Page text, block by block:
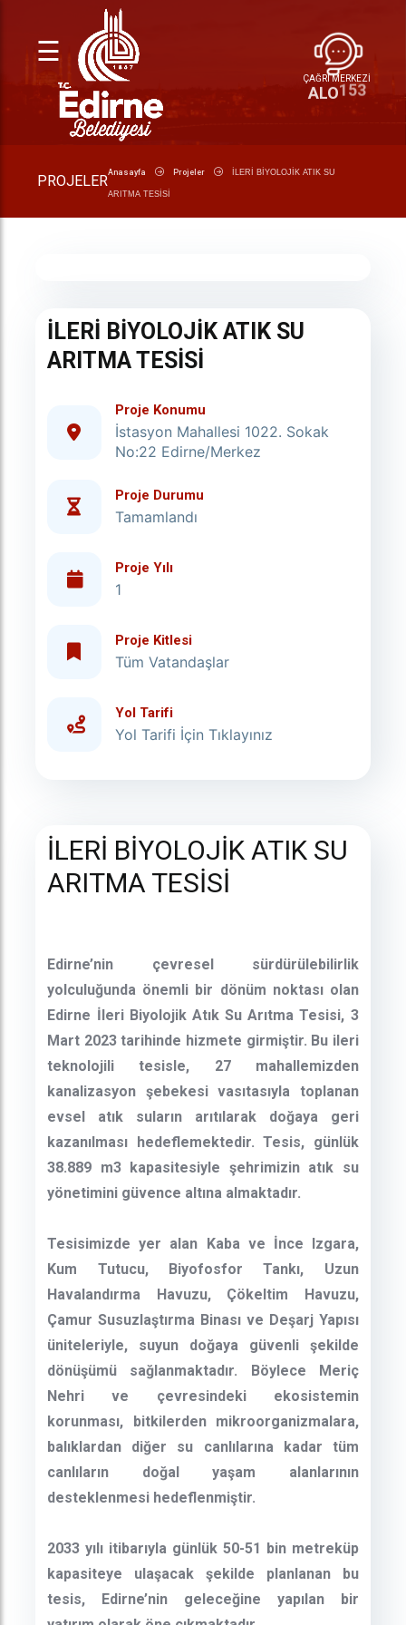
☰
ÇAĞRI MERKEZİ
ALO153
PROJELERAnasayfa Projeler İLERİ BİYOLOJİK ATIK SU
ARITMA TESİSİ
İLERİ BİYOLOJİK ATIK SU
ARITMA TESİSİ
Proje Konumu
İstasyon Mahallesi 1022. Sokak
No:22 Edirne/Merkez
Proje Durumu
Tamamlandı
Proje Yılı
1
Proje Kitlesi
Tüm Vatandaşlar
Yol Tarifi
Yol Tarifi İçin Tıklayınız
İLERİ BİYOLOJİK ATIK SU
ARITMA TESİSİ
Edirne’nin çevresel sürdürülebilirlik
yolculuğunda önemli bir dönüm noktası olan
Edirne İleri Biyolojik Atık Su Arıtma Tesisi, 3
Mart 2023 tarihinde hizmete girmiştir. Bu ileri
teknolojili tesisle, 27 mahallemizden
kanalizasyon şebekesi vasıtasıyla toplanan
evsel atık suların arıtılarak doğaya geri
kazanılması hedeflemektedir. Tesis, günlük
38.889 m3 kapasitesiyle şehrimizin atık su
yönetimini güvence altına almaktadır.
Tesisimizde yer alan Kaba ve İnce Izgara,
Kum Tutucu, Biyofosfor Tankı, Uzun
Havalandırma Havuzu, Çökeltim Havuzu,
Çamur Susuzlaştırma Binası ve Deşarj Yapısı
üniteleriyle, suyun doğaya güvenli şekilde
dönüşümü sağlanmaktadır. Böylece Meriç
Nehri ve çevresindeki ekosistemin
korunması, bitkilerden mikroorganizmalara,
balıklardan diğer su canlılarına kadar tüm
canlıların doğal yaşam alanlarının
desteklenmesi hedeflenmiştir.
2033 yılı itibarıyla günlük 50-51 bin metreküp
kapasiteye ulaşacak şekilde planlanan bu
tesis, Edirne’nin geleceğine yapılan bir